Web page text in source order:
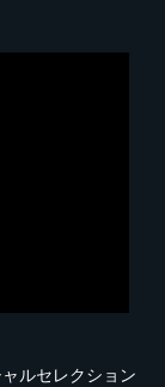
ルセレクション